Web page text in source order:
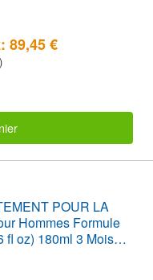
89,45 €
POUR LA
Hommes Formule
fl oz) 180ml 3 Mois
SUPPLÉMENT
DES CHEVEUX